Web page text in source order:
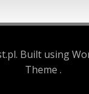
Built using
Theme .